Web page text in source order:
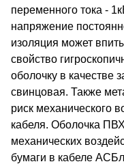
переменного тока -
напряжение
изоляция может
свойство
оболочку в качестве
свинцовая. Также
риск механического
кабеля. Оболочка
механических
бумаги в кабеле